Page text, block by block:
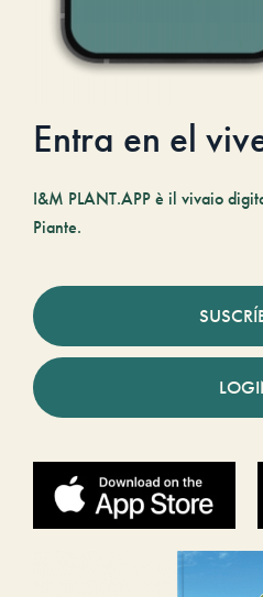
Entra en el
I&M PLANT.APP è il vivaio
Piante.